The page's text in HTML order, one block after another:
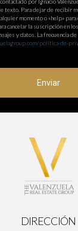
texto. Para dejar de recibir
momento o «help»
cancelar la suscripción en
y datos. La frecuencia
politica-de-
Enviar
DIRECCIÓN